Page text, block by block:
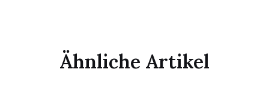
Ähnliche Artikel